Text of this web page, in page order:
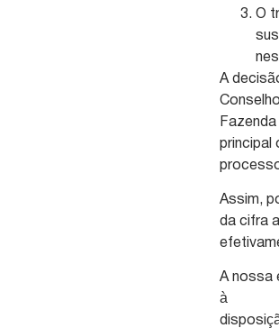
O
A
principal
Assim,
da cifra
A nossa
à